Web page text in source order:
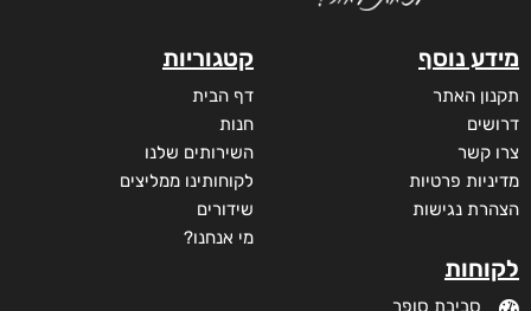
מידע נוסף
תקנון האתר
דרושים
צרו קשר
מדיניות פרטיות
הצהרת נגישות
לקוחות
סביבת סופר
קטגוריות
דף הבית
חנות
השירותים שלנו
לקוחותינו ממליצים
שידורים
מי אנחנו?